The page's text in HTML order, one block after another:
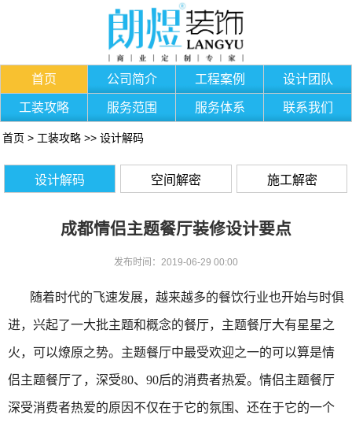
首页 公司简介 工程案例 设计团队
工装攻略 服务范围 服务体系 联系我们
首页 > 工装攻略 >> 设计解码
设计解码 空间解密 施工解密
成都情侣主题餐厅装修设计要点
发布时间：2019-06-29 00:00
随着时代的飞速发展，越来越多的餐饮行业也开始与时俱
进，兴起了一大批主题和概念的餐厅，主题餐厅大有星星之
火，可以燎原之势。主题餐厅中最受欢迎之一的可以算是情
侣主题餐厅了，深受80、90后的消费者热爱。情侣主题餐厅
深受消费者热爱的原因不仅在于它的氛围、还在于它的一个